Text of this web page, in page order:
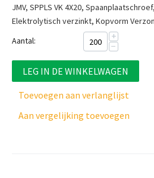
JMV, SPPLS VK 4X20,
Elektrolytisch verzinkt, Kopvorm
Aantal:
+
−
LEG IN DE WINKELWAGEN
Toevoegen aan verlanglijst
Aan vergelijking toevoegen